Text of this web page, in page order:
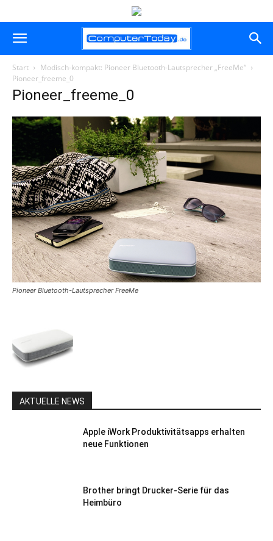
Start
Modisch-kompakt: Pioneer Bluetooth-Lautsprecher „FreeMe“
Pioneer_freeme_0
Pioneer_freeme_0
Pioneer Bluetooth-Lautsprecher FreeMe
AKTUELLE NEWS
Apple iWork Produktivitätsapps erhalten
neue Funktionen
Brother bringt Drucker-Serie für das
Heimbüro